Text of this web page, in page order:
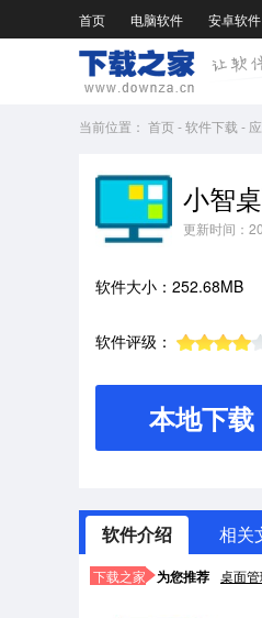
首页 电脑软件 安卓软件
当前位置： 首页-软件下载 -
小智
更新时间：
软件大小：252.68MB
软件评级：
本地下载
软件介绍 相关
下载之家 为您推荐 桌面